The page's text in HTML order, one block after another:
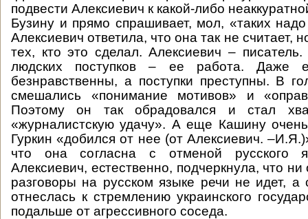
подвести Алексиевич к какой-либо
Бузину и прямо спрашивает, мол, «таких
Алексиевич ответила, что она так не считает,
тех, кто это сделал. Алексиевич –
людских поступков – ее работа. Даже
безнравственны, а поступки преступны. В
смешались «понимание мотивов» и
Поэтому он так обрадовался и стал
«журналистскую удачу». А еще Кашину
Гуркин «добился от нее (от Алексиевич.
что она согласна с отменой русского
Алексиевич, естественно, подчеркнула, что ни
разговоры на русском языке речи не идет,
отнеслась к стремлению украинского
подальше от агрессивного соседа.